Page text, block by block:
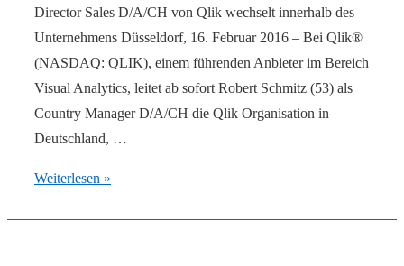
Director Sales D/A/CH von Qlik wechselt innerhalb des
Unternehmens Düsseldorf, 16. Februar 2016 – Bei Qlik®
(NASDAQ: QLIK), einem führenden Anbieter im Bereich
Visual Analytics, leitet ab sofort Robert Schmitz (53) als
Country Manager D/A/CH die Qlik Organisation in
Deutschland, …
Robert
Weiterlesen »